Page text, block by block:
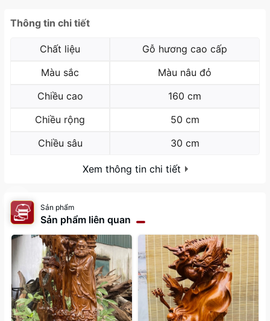
Thông tin chi tiết
Chất liệu
Gỗ hương cao cấp
Màu sắc
Màu nâu đỏ
Chiều cao
160 cm
Chiều rộng
50 cm
Chiều sâu
30 cm
Xem thông tin chi tiết
Sản phẩm
Sản phẩm liên quan